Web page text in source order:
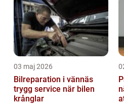
03 maj 2026
Bilreparation i vännäs
trygg service när bilen
krånglar